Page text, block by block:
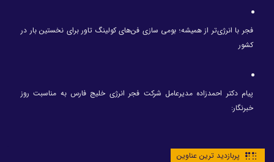
فجر با انرژی‌تر از همیشه؛ بومی سازی فن‌های کولینگ تاور برای نخستین بار در
کشور
پیام دکتر احمدزاده مدیرعامل شرکت فجر انرژی خلیج فارس به مناسبت روز
خبرنگار:
پربازدید ترین عناوین